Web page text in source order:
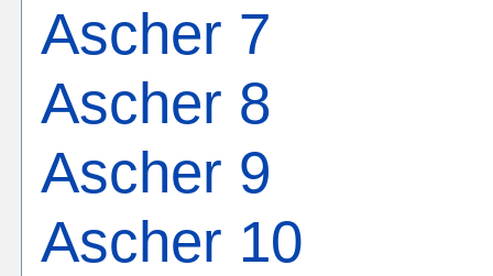
Ascher 7
Ascher 8
Ascher 9
Ascher 10